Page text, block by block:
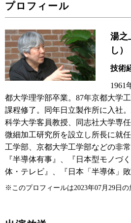
プロフィール
湯之
し）
技術
1961
都大学理学部卒業。87年京都大学
課程修了。同年日立製作所に入社
科学大学客員教授、同志社大学専
微細加工研究所を設立し所長に就
工学部、京都大学工学部などの非
『半導体有事』、『日本型モノづ
体・テレビ』、『日本「半導体」敗
※このプロフィールは2023年07月29日の